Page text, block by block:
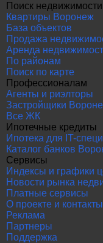
Поиск недвижимости
Квартиры Воронеж
База объектов
Продажа
Аренда
По районам
Поиск по карте
Профессионалам
Агенты и риэлторы
Застройщики
Все ЖК
Ипотечные кредиты
Ипотека для IT-
Каталог банков
Сервисы
Индексы и графики
Новости рынка
Платные сервисы
О проекте и контакты
Реклама
Партнеры
Поддержка